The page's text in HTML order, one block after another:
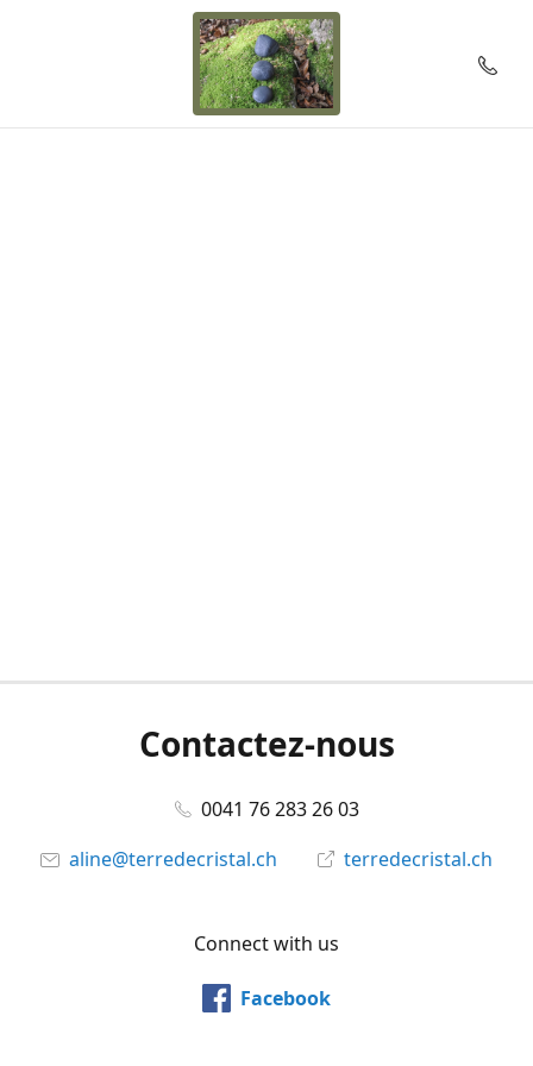
Contactez-nous
0041 76 283 26 03
aline@terredecristal.ch
terredecristal.ch
Connect with us
Facebook